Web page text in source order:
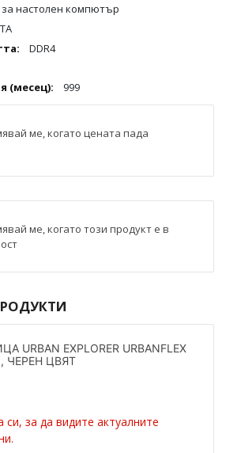
настолен компютър
DDR4
999
ме, когато цената пада
ме, когато този продукт е в
URBAN EXPLORER URBANFLEX
ЧЕРЕН ЦВЯТ
си, за да видите актуалните